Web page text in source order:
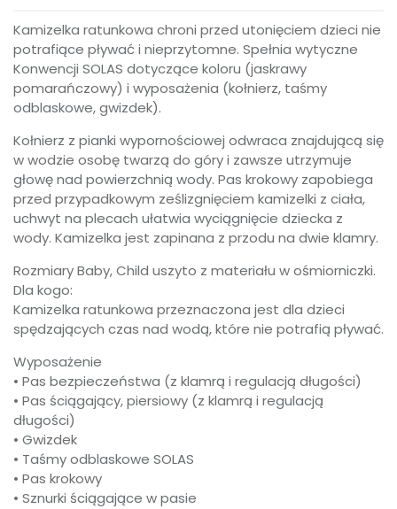
Kamizelka ratunkowa chroni przed utonięciem dzieci nie
potrafiące pływać i nieprzytomne. Spełnia wytyczne
Konwencji SOLAS dotyczące koloru (jaskrawy
pomarańczowy) i wyposażenia (kołnierz, taśmy
odblaskowe, gwizdek).
Kołnierz z pianki wypornościowej odwraca znajdującą się
w wodzie osobę twarzą do góry i zawsze utrzymuje
głowę nad powierzchnią wody. Pas krokowy zapobiega
przed przypadkowym ześlizgnięciem kamizelki z ciała,
uchwyt na plecach ułatwia wyciągnięcie dziecka z
wody. Kamizelka jest zapinana z przodu na dwie klamry.
Rozmiary Baby, Child uszyto z materiału w ośmiorniczki.
Dla kogo:
Kamizelka ratunkowa przeznaczona jest dla dzieci
spędzających czas nad wodą, które nie potrafią pływać.
Wyposażenie
• Pas bezpieczeństwa (z klamrą i regulacją długości)
• Pas ściągający, piersiowy (z klamrą i regulacją
długości)
• Gwizdek
• Taśmy odblaskowe SOLAS
• Pas krokowy
• Sznurki ściągające w pasie